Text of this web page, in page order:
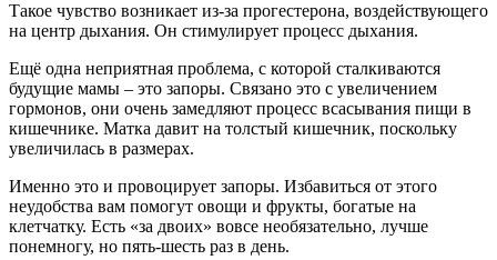
Такое чувство возникает из-за прогестерона, воздействующего
на центр дыхания. Он стимулирует процесс дыхания.
Ещё одна неприятная проблема, с которой сталкиваются
будущие мамы – это запоры. Связано это с увеличением
гормонов, они очень замедляют процесс всасывания пищи в
кишечнике. Матка давит на толстый кишечник, поскольку
увеличилась в размерах.
Именно это и провоцирует запоры. Избавиться от этого
неудобства вам помогут овощи и фрукты, богатые на
клетчатку. Есть «за двоих» вовсе необязательно, лучше
понемногу, но пять-шесть раз в день.